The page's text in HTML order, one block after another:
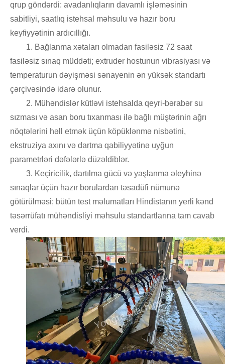
qrup göndərdi: avadanlıqların davamlı işləməsinin
sabitliyi, saatlıq istehsal məhsulu və hazır boru
keyfiyyətinin ardıcıllığı.
1. Bağlanma xətaları olmadan fasiləsiz 72 saat
fasiləsiz sınaq müddəti; extruder hostunun vibrasiyası və
temperaturun dəyişməsi sənayenin ən yüksək standartı
çərçivəsində idarə olunur.
2. Mühəndislər kütləvi istehsalda qeyri-bərabər su
sızması və asan boru tıxanması ilə bağlı müştərinin ağrı
nöqtələrini həll etmək üçün köpüklənmə nisbətini,
ekstruziya axını və dartma qabiliyyətinə uyğun
parametrləri dəfələrlə düzəldiblər.
3. Keçiricilik, dartılma gücü və yaşlanma əleyhinə
sınaqlar üçün hazır borulardan təsadüfi nümunə
götürülməsi; bütün test məlumatları Hindistanın yerli kənd
təsərrüfatı mühəndisliyi məhsulu standartlarına tam cavab
verdi.